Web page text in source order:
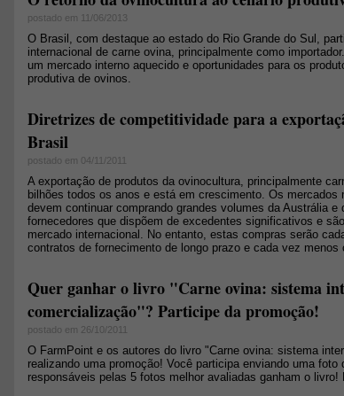
postado em 11/06/2013
O Brasil, com destaque ao estado do Rio Grande do Sul,
internacional de carne ovina, principalmente como
um mercado interno aquecido e oportunidades para os
produtiva de ovinos.
Diretrizes de competitividade para a
Brasil
postado em 04/11/2011
A exportação de produtos da ovinocultura, principalmente
bilhões todos os anos e está em crescimento. Os mercados
devem continuar comprando grandes volumes da Austrália
fornecedores que dispõem de excedentes significativos e
mercado internacional. No entanto, estas compras serão
contratos de fornecimento de longo prazo e cada vez
Quer ganhar o livro "Carne ovina: sistema
comercialização"? Participe da promoção!
postado em 26/10/2011
O FarmPoint e os autores do livro "Carne ovina: sistema
realizando uma promoção! Você participa enviando uma
responsáveis pelas 5 fotos melhor avaliadas ganham o